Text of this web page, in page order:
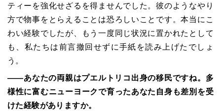
ティーを強化せざるを得ませんでした。彼のようなやり
方で物事をとらえることは恐ろしいことです。本当にこ
わい経験でしたが、もう一度同じ状況に置かれたとして
も、私たちは前言撤回せずに手紙を読み上げたでしょ
う。
――あなたの両親はプエルトリコ出身の移民ですね。多
様性に富むニューヨークで育ったあなた自身も差別を受
けた経験がありますか。